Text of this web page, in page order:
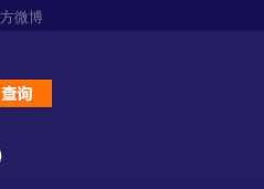
微博